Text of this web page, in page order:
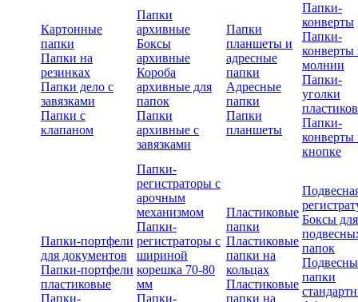
Картонные
папки
Папки на
резинках
Папки дело с
завязками
Папки с
клапаном
Папки
архивные
Боксы
архивные
Короба
архивные для
папок
Папки
архивные с
завязками
Папки
планшеты и
адресные
папки
Адресные
папки
Папки
планшеты
Папки-
конверты
Папки-
конверты
молнии
Папки-
уголки
Папки-
конверты
кнопке
Папки-портфели
для документов
Папки-портфели
пластиковые
Папки-
Папки-
регистраторы с
арочным
механизмом
Папки-
регистраторы с
шириной
корешка 70-80
мм
Папки-
Пластиковые
папки
Пластиковые
папки на
кольцах
Пластиковые
папки на
Боксы для
папок
папки